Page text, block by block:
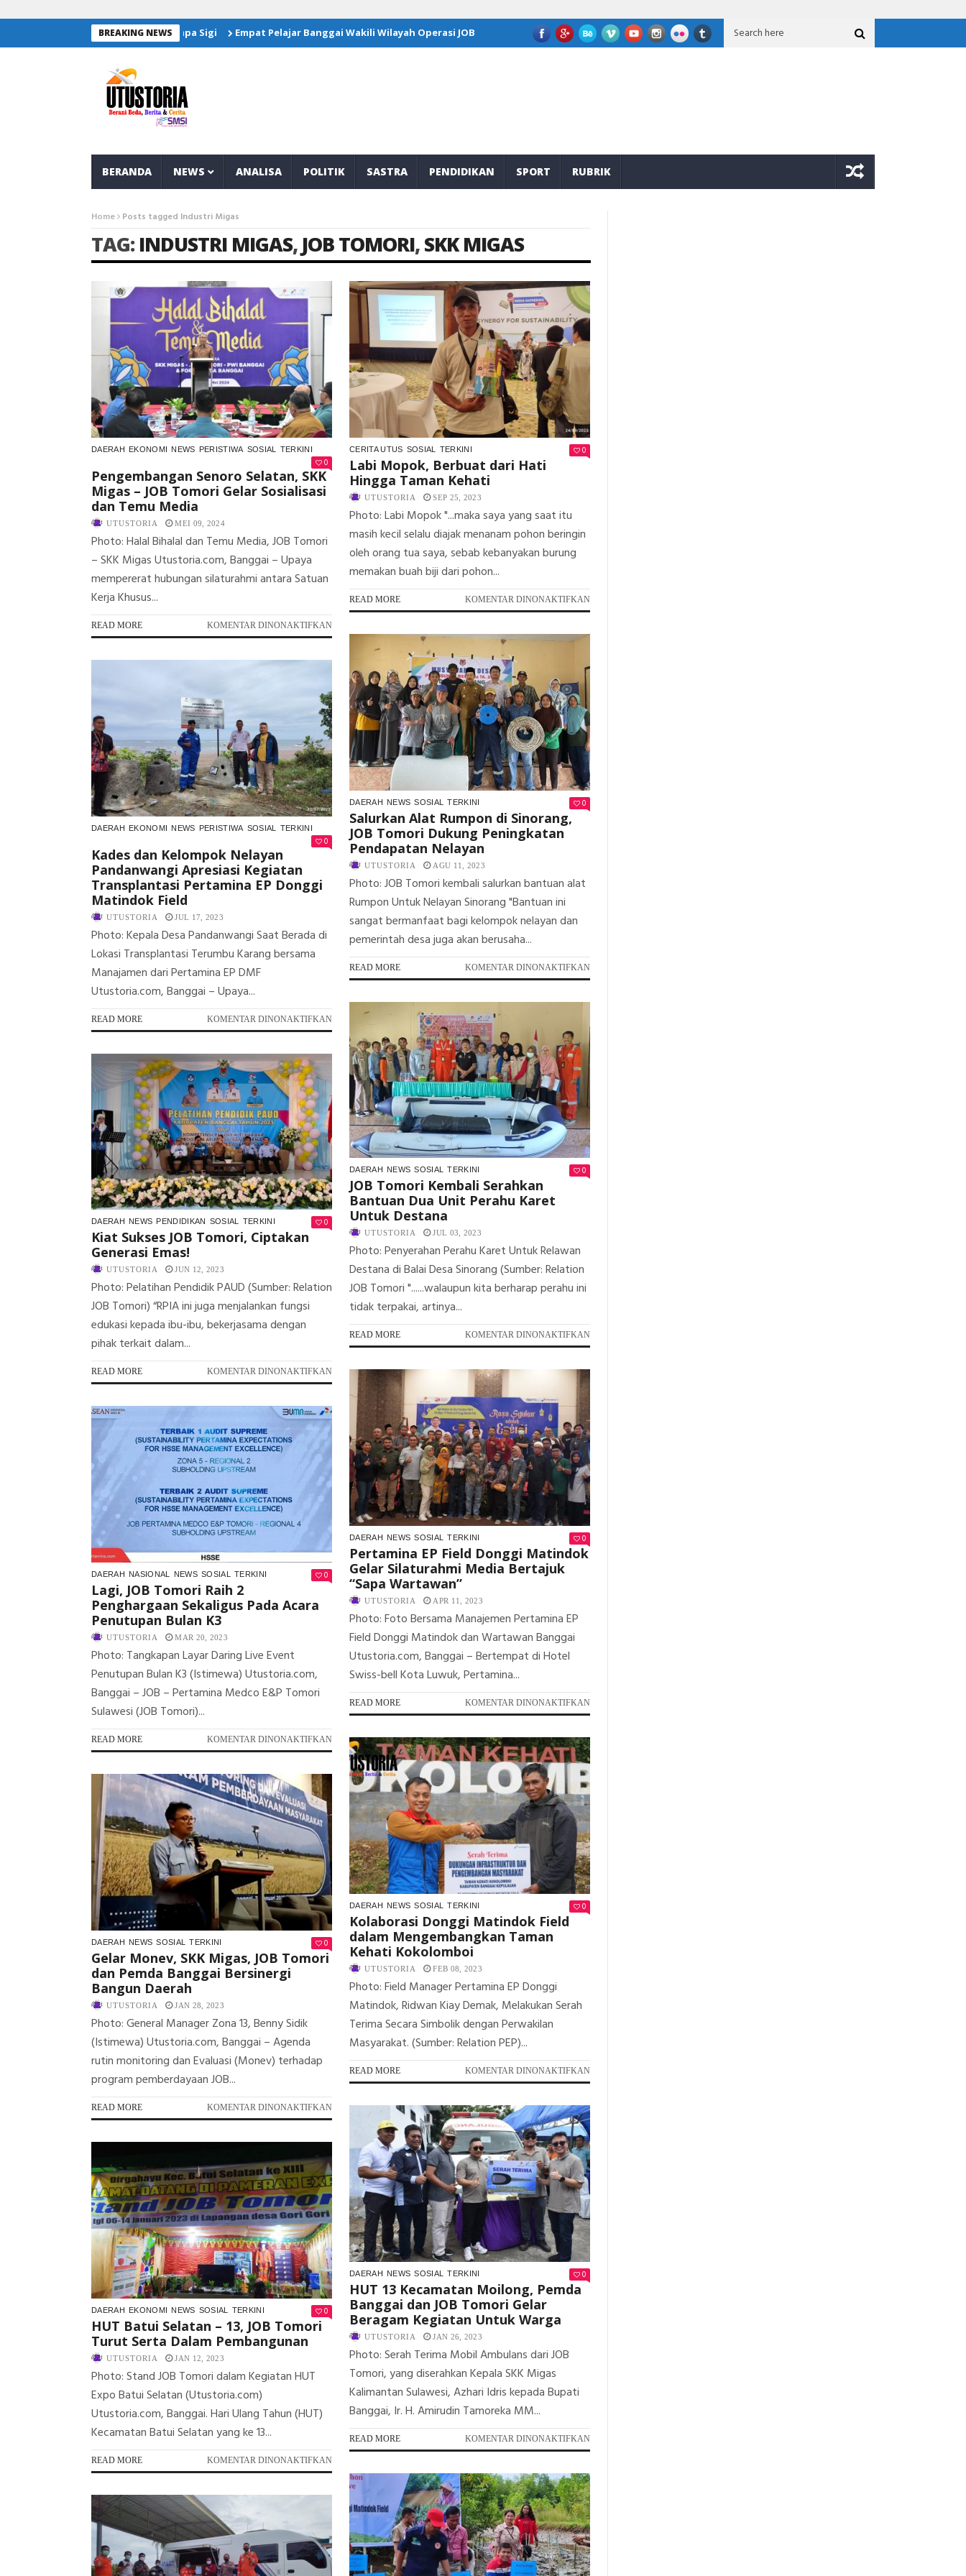
BREAKING NEWS Empat Pelajar Banggai Wakili Wilayah Operasi JOB Tomori di Program Kepemimpinan Nasional GFLN 2026 JOB Tomori Salurkan Bantuan Untuk Korban Gempa
BERANDA NEWS ANALISA POLITIK SASTRA PENDIDIKAN SPORT RUBRIK
Home Posts tagged Industri Migas
TAG:INDUSTRI MIGAS, JOB TOMORI,SKK MIGAS
DAERAH EKONOMI NEWS PERISTIWA SOSIAL TERKINI
0
Pengembangan Senoro Selatan, SKK
Migas – JOB Tomori Gelar Sosialisasi
dan Temu Media
UTUSTORIA MEI 09, 2024
Photo: Halal Bihalal dan Temu Media, JOB Tomori
– SKK Migas Utustoria.com, Banggai – Upaya
mempererat hubungan silaturahmi antara Satuan
Kerja Khusus...
READ MORE KOMENTAR DINONAKTIFKANPADA
PENGEMBANGAN
MIGAS
–
JOB
TOMORI
GELAR
SOSIALISASI
DAN
TEMU
MEDIA
CERITA UTUS SOSIAL TERKINI 0
Labi Mopok, Berbuat dari Hati
Hingga Taman Kehati
UTUSTORIA SEP 25, 2023
Photo: Labi Mopok "...maka saya yang saat itu
masih kecil selalu diajak menanam pohon beringin
oleh orang tua saya, sebab kebanyakan burung
memakan buah biji dari pohon...
READ MORE KOMENTAR DINONAKTIFKANPADA
LABI
HATI
DAERAH NEWS SOSIAL TERKINI 0
Salurkan Alat Rumpon di Sinorang,
JOB Tomori Dukung Peningkatan
Pendapatan Nelayan
UTUSTORIA AGU 11, 2023
Photo: JOB Tomori kembali salurkan bantuan alat
Rumpon Untuk Nelayan Sinorang "Bantuan ini
sangat bermanfaat bagi kelompok nelayan dan
pemerintah desa juga akan berusaha...
READ MORE KOMENTAR DINONAKTIFKANPADA
SALURKAN
SINORANG,
JOB
TOMORI
DAERAH EKONOMI NEWS PERISTIWA SOSIAL TERKINI
0
Kades dan Kelompok Nelayan
Pandanwangi Apresiasi Kegiatan
Transplantasi Pertamina EP Donggi
Matindok Field
UTUSTORIA JUL 17, 2023
Photo: Kepala Desa Pandanwangi Saat Berada di
Lokasi Transplantasi Terumbu Karang bersama
Manajamen dari Pertamina EP DMF
Utustoria.com, Banggai – Upaya...
READ MORE KOMENTAR DINONAKTIFKANPADA
KADES
DAN
KELOMPOK
NELAYAN
PANDANWANGI
APRESIASI
KEGIATAN
TRANSPLANTASI
PERTAMINA
DONGGI
MATINDOK
FIELD
DAERAH NEWS SOSIAL TERKINI 0
JOB Tomori Kembali Serahkan
Bantuan Dua Unit Perahu Karet
Untuk Destana
UTUSTORIA JUL 03, 2023
Photo: Penyerahan Perahu Karet Untuk Relawan
Destana di Balai Desa Sinorang (Sumber: Relation
JOB Tomori "......walaupun kita berharap perahu ini
tidak terpakai, artinya...
READ MORE KOMENTAR DINONAKTIFKANPADA
JOB
UNIT
PERAHU
KARET
UNTUK
DESTANA
DAERAH NEWS PENDIDIKAN SOSIAL TERKINI 0
Kiat Sukses JOB Tomori, Ciptakan
Generasi Emas!
UTUSTORIA JUN 12, 2023
Photo: Pelatihan Pendidik PAUD (Sumber: Relation
JOB Tomori) “RPIA ini juga menjalankan fungsi
edukasi kepada ibu-ibu, bekerjasama dengan
pihak terkait dalam...
READ MORE KOMENTAR DINONAKTIFKANPADA
KIAT
SUKSES
JOB
TOMORI,
CIPTAKAN
GENERASI
EMAS!
DAERAH NEWS SOSIAL TERKINI 0
Pertamina EP Field Donggi Matindok
Gelar Silaturahmi Media Bertajuk
“Sapa Wartawan”
UTUSTORIA APR 11, 2023
Photo: Foto Bersama Manajemen Pertamina EP
Field Donggi Matindok dan Wartawan Banggai
Utustoria.com, Banggai – Bertempat di Hotel
Swiss-bell Kota Luwuk, Pertamina...
READ MORE KOMENTAR DINONAKTIFKANPADA
PERTAMINA
FIELD
DONGGI
GELAR
SILATURAHMI
BERTAJUK
“SAPA
WARTAWAN”
DAERAH NASIONAL NEWS SOSIAL TERKINI 0
Lagi, JOB Tomori Raih 2
Penghargaan Sekaligus Pada Acara
Penutupan Bulan K3
UTUSTORIA MAR 20, 2023
Photo: Tangkapan Layar Daring Live Event
Penutupan Bulan K3 (Istimewa) Utustoria.com,
Banggai – JOB – Pertamina Medco E&P Tomori
Sulawesi (JOB Tomori)...
READ MORE KOMENTAR DINONAKTIFKANPADA
LAGI,
TOMORI
RAIH
PENGHARGAAN
SEKALIGUS
PADA
ACARA
PENUTUPAN
BULAN
K3
DAERAH NEWS SOSIAL TERKINI 0
Kolaborasi Donggi Matindok Field
dalam Mengembangkan Taman
Kehati Kokolomboi
UTUSTORIA FEB 08, 2023
Photo: Field Manager Pertamina EP Donggi
Matindok, Ridwan Kiay Demak, Melakukan Serah
Terima Secara Simbolik dengan Perwakilan
Masyarakat. (Sumber: Relation PEP)...
READ MORE KOMENTAR DINONAKTIFKANPADA
KOLABORASI
MATINDOK
FIELD
DALAM
MENGEMBANGKAN
TAMAN
KOKOLOMBOI
DAERAH NEWS SOSIAL TERKINI 0
Gelar Monev, SKK Migas, JOB Tomori
dan Pemda Banggai Bersinergi
Bangun Daerah
UTUSTORIA JAN 28, 2023
Photo: General Manager Zona 13, Benny Sidik
(Istimewa) Utustoria.com, Banggai – Agenda
rutin monitoring dan Evaluasi (Monev) terhadap
program pemberdayaan JOB...
READ MORE KOMENTAR DINONAKTIFKANPADA
GELAR
MIGAS,
JOB
TOMORI
DAN
PEMDA
BANGGAI
BERSINERGI
BANGUN
DAERAH
DAERAH NEWS SOSIAL TERKINI 0
HUT 13 Kecamatan Moilong, Pemda
Banggai dan JOB Tomori Gelar
Beragam Kegiatan Untuk Warga
UTUSTORIA JAN 26, 2023
Photo: Serah Terima Mobil Ambulans dari JOB
Tomori, yang diserahkan Kepala SKK Migas
Kalimantan Sulawesi, Azhari Idris kepada Bupati
Banggai, Ir. H. Amirudin Tamoreka MM...
READ MORE KOMENTAR DINONAKTIFKANPADA
HUT
KECAMATAN
MOILONG,
PEMDA
BANGGAI
DAN
JOB
TOMORI
DAERAH EKONOMI NEWS SOSIAL TERKINI 0
HUT Batui Selatan – 13, JOB Tomori
Turut Serta Dalam Pembangunan
UTUSTORIA JAN 12, 2023
Photo: Stand JOB Tomori dalam Kegiatan HUT
Expo Batui Selatan (Utustoria.com)
Utustoria.com, Banggai. Hari Ulang Tahun (HUT)
Kecamatan Batui Selatan yang ke 13...
READ MORE KOMENTAR DINONAKTIFKANPADA
HUT
BATUI
JOB
TOMORI
TURUT